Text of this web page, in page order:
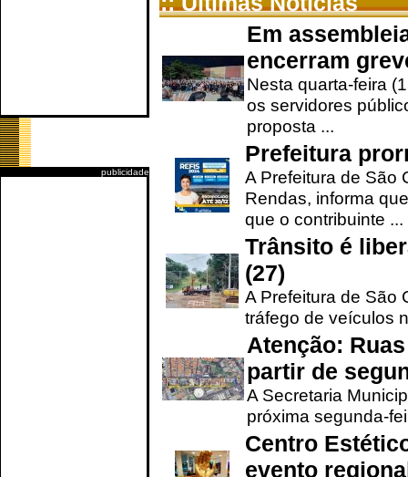
publicidade
Em
encerram
Nesta quarta-feira
os servidores
proposta ...
Prefeitura
A Prefeitura de São
Rendas, informa
que o contribuinte ...
Trânsito é
(27)
A Prefeitura de São
tráfego de veículos
Atenção:
partir de
A Secretaria
próxima segunda-
Centro
evento